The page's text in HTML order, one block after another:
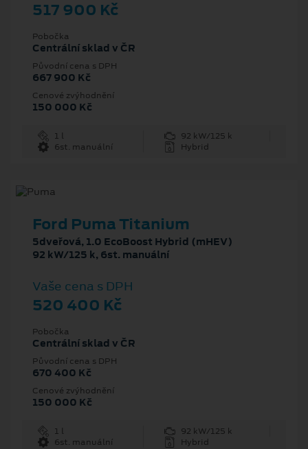
517 900 Kč
Pobočka
Centrální sklad v ČR
Původní cena s DPH
667 900 Kč
Cenové zvýhodnění
150 000 Kč
1 l
92 kW/125 k
6st. manuální
Hybrid
Ford Puma Titanium
5dveřová, 1.0 EcoBoost Hybrid (mHEV)
92 kW/125 k, 6st. manuální
Vaše cena s DPH
520 400 Kč
Pobočka
Centrální sklad v ČR
Původní cena s DPH
670 400 Kč
Cenové zvýhodnění
150 000 Kč
1 l
92 kW/125 k
6st. manuální
Hybrid